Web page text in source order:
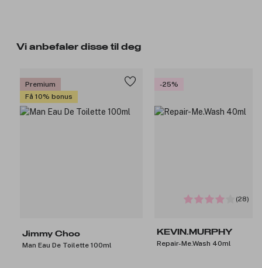
Vi anbefaler disse til deg
Premium
Få 10% bonus
Jimmy Choo
Man Eau De Toilette 100ml
-25%
(28)
KEVIN.MURPHY
Repair-Me.Wash 40ml